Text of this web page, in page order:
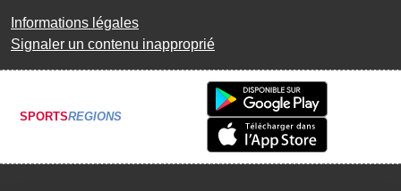
Informations légales
Signaler un contenu inapproprié
SPORTSREGIONS